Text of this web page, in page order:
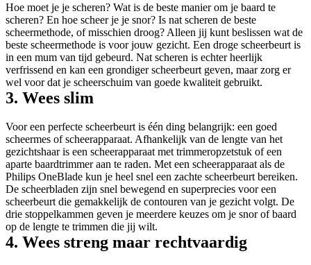
Hoe moet je je scheren? Wat is de beste manier om je baard te
scheren? En hoe scheer je je snor? Is nat scheren de beste
scheermethode, of misschien droog? Alleen jij kunt beslissen wat de
beste scheermethode is voor jouw gezicht. Een droge scheerbeurt is
in een mum van tijd gebeurd. Nat scheren is echter heerlijk
verfrissend en kan een grondiger scheerbeurt geven, maar zorg er
wel voor dat je scheerschuim van goede kwaliteit gebruikt.
3. Wees slim
Voor een perfecte scheerbeurt is één ding belangrijk: een goed
scheermes of scheerapparaat. Afhankelijk van de lengte van het
gezichtshaar is een scheerapparaat met trimmeropzetstuk of een
aparte baardtrimmer aan te raden. Met een scheerapparaat als de
Philips OneBlade kun je heel snel een zachte scheerbeurt bereiken.
De scheerbladen zijn snel bewegend en superprecies voor een
scheerbeurt die gemakkelijk de contouren van je gezicht volgt. De
drie stoppelkammen geven je meerdere keuzes om je snor of baard
op de lengte te trimmen die jij wilt.
4. Wees streng maar rechtvaardig